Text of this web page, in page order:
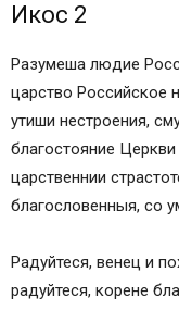
Кондак
Молитва вторая
Величание
Акафист
Канон
Житийная и
страстотерпцах
царевнах Марии,
Читайте также:
Икос 2
Разумеша людие
царство Российское
утиши нестроения,
благостояние
царственнии
благословенныя, со
Радуйтеся, венец и
радуйтеся, корене